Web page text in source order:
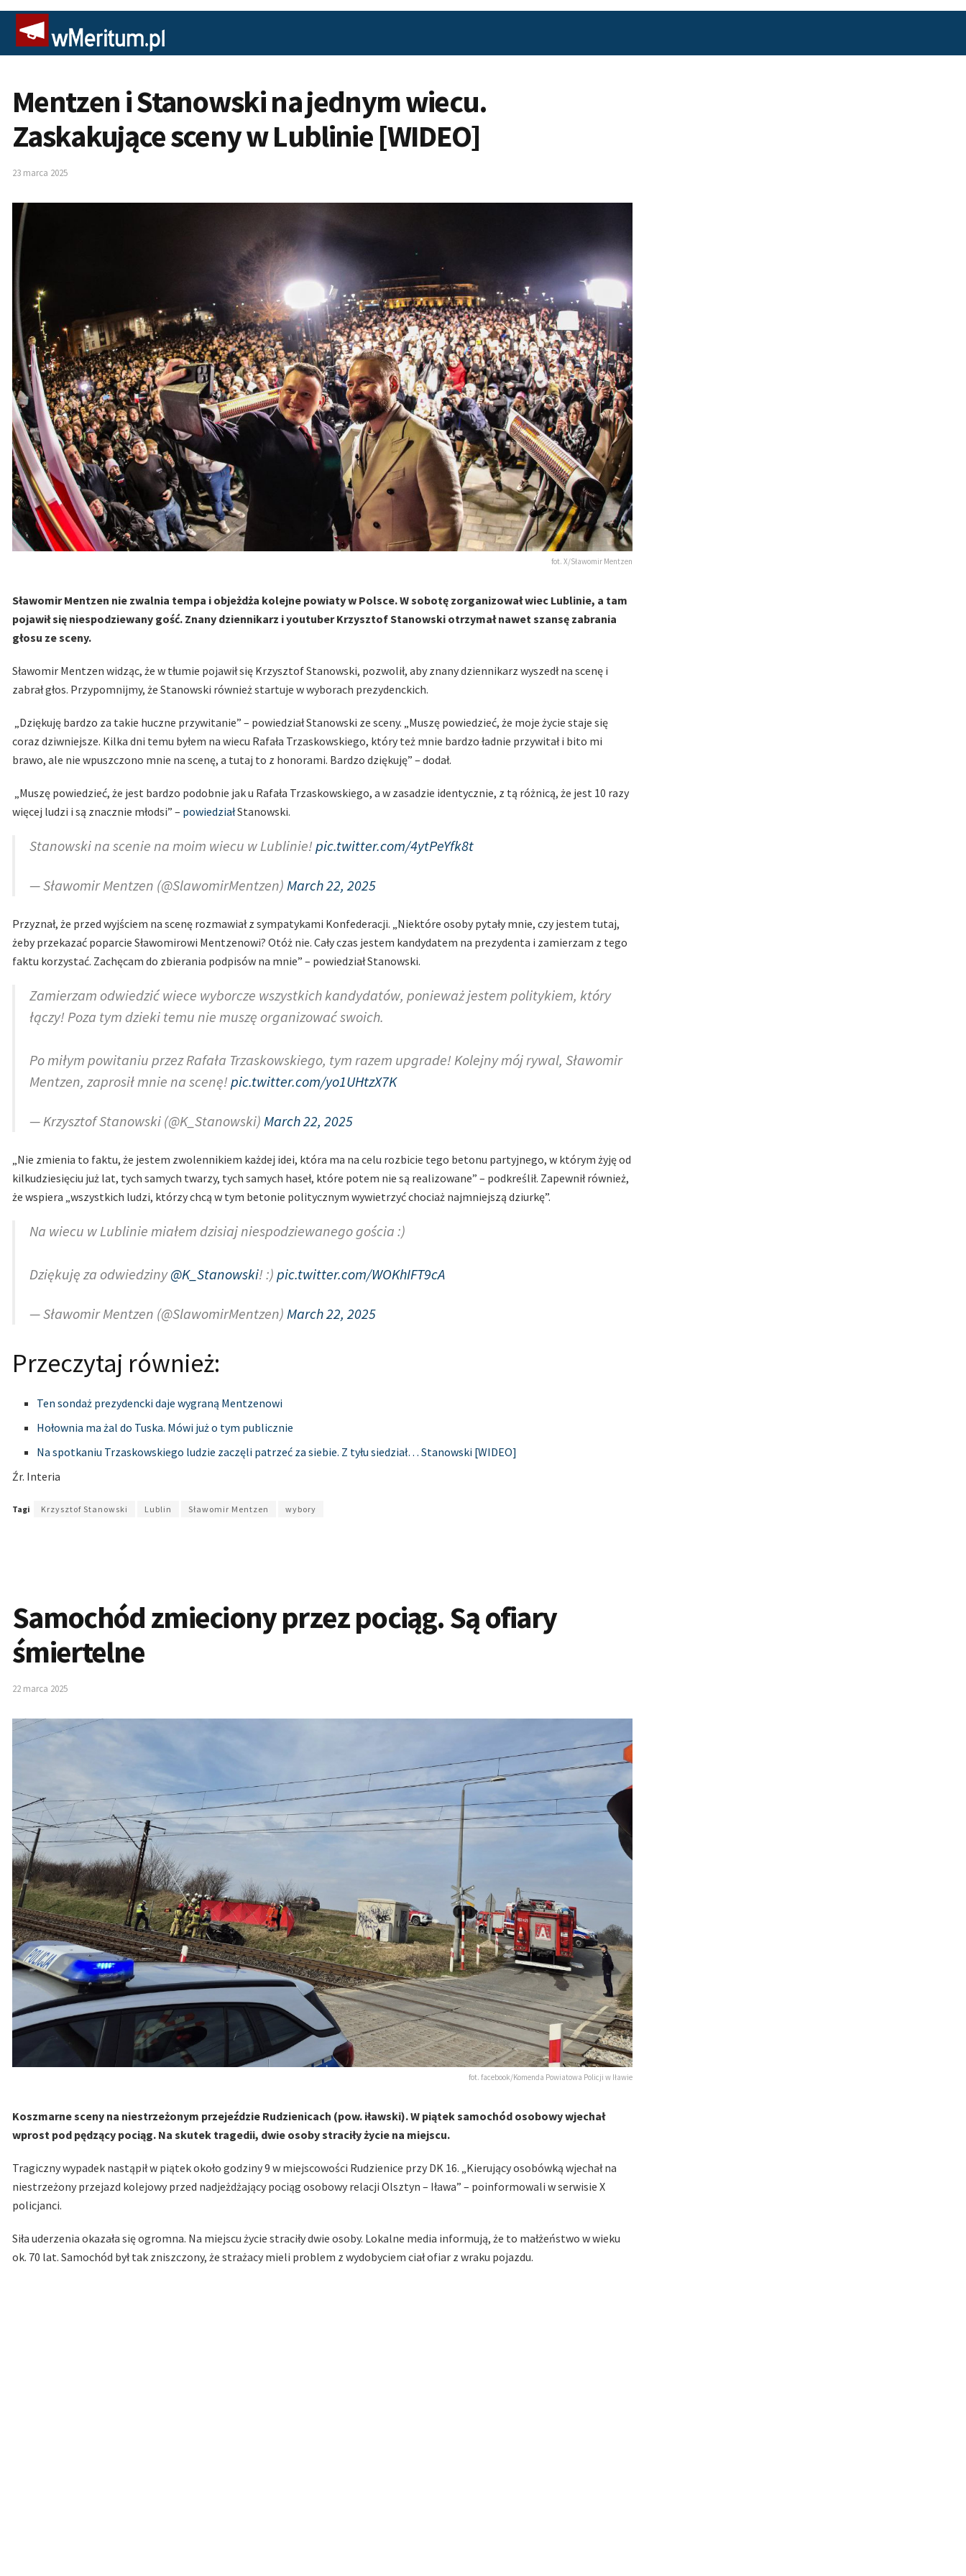
Mentzen i Stanowski na jednym wiecu.
Zaskakujące sceny w Lublinie [WIDEO]
23 marca 2025
fot. X/Sławomir Mentzen
Sławomir Mentzen nie zwalnia tempa i objeżdża kolejne powiaty w Polsce. W sobotę zorganizował wiec Lublinie, a tam
pojawił się niespodziewany gość. Znany dziennikarz i youtuber Krzysztof Stanowski otrzymał nawet szansę zabrania
głosu ze sceny.
Sławomir Mentzen widząc, że w tłumie pojawił się Krzysztof Stanowski, pozwolił, aby znany dziennikarz wyszedł na scenę i
zabrał głos. Przypomnijmy, że Stanowski również startuje w wyborach prezydenckich.
„Dziękuję bardzo za takie huczne przywitanie” – powiedział Stanowski ze sceny. „Muszę powiedzieć, że moje życie staje się
coraz dziwniejsze. Kilka dni temu byłem na wiecu Rafała Trzaskowskiego, który też mnie bardzo ładnie przywitał i bito mi
brawo, ale nie wpuszczono mnie na scenę, a tutaj to z honorami. Bardzo dziękuję” – dodał.
„Muszę powiedzieć, że jest bardzo podobnie jak u Rafała Trzaskowskiego, a w zasadzie identycznie, z tą różnicą, że jest 10 razy
więcej ludzi i są znacznie młodsi” – powiedziałStanowski.
Stanowski na scenie na moim wiecu w Lublinie! pic.twitter.com/4ytPeYfk8t
— Sławomir Mentzen (@SlawomirMentzen) March 22, 2025
Przyznał, że przed wyjściem na scenę rozmawiał z sympatykami Konfederacji. „Niektóre osoby pytały mnie, czy jestem tutaj,
żeby przekazać poparcie Sławomirowi Mentzenowi? Otóż nie. Cały czas jestem kandydatem na prezydenta i zamierzam z tego
faktu korzystać. Zachęcam do zbierania podpisów na mnie” – powiedział Stanowski.
Zamierzam odwiedzić wiece wyborcze wszystkich kandydatów, ponieważ jestem politykiem, który
łączy! Poza tym dzieki temu nie muszę organizować swoich.
Po miłym powitaniu przez Rafała Trzaskowskiego, tym razem upgrade! Kolejny mój rywal, Sławomir
Mentzen, zaprosił mnie na scenę! pic.twitter.com/yo1UHtzX7K
— Krzysztof Stanowski (@K_Stanowski) March 22, 2025
„Nie zmienia to faktu, że jestem zwolennikiem każdej idei, która ma na celu rozbicie tego betonu partyjnego, w którym żyję od
kilkudziesięciu już lat, tych samych twarzy, tych samych haseł, które potem nie są realizowane” – podkreślił. Zapewnił również,
że wspiera „wszystkich ludzi, którzy chcą w tym betonie politycznym wywietrzyć chociaż najmniejszą dziurkę”.
Na wiecu w Lublinie miałem dzisiaj niespodziewanego gościa :)
Dziękuję za odwiedziny@K_Stanowski! :) pic.twitter.com/WOKhIFT9cA
— Sławomir Mentzen (@SlawomirMentzen) March 22, 2025
Przeczytaj również:
Ten sondaż prezydencki daje wygraną Mentzenowi
Hołownia ma żal do Tuska. Mówi już o tym publicznie
Na spotkaniu Trzaskowskiego ludzie zaczęli patrzeć za siebie. Z tyłu siedział… Stanowski [WIDEO]
Źr. Interia
Tagi Krzysztof Stanowski Lublin Sławomir Mentzen wybory
Samochód zmieciony przez pociąg. Są ofiary
śmiertelne
22 marca 2025
fot. facebook/Komenda Powiatowa Policji w Iławie
Koszmarne sceny na niestrzeżonym przejeździe Rudzienicach (pow. iławski). W piątek samochód osobowy wjechał
wprost pod pędzący pociąg. Na skutek tragedii, dwie osoby straciły życie na miejscu.
Tragiczny wypadek nastąpił w piątek około godziny 9 w miejscowości Rudzienice przy DK 16. „Kierujący osobówką wjechał na
niestrzeżony przejazd kolejowy przed nadjeżdżający pociąg osobowy relacji Olsztyn – Iława” – poinformowali w serwisie X
policjanci.
Siła uderzenia okazała się ogromna. Na miejscu życie straciły dwie osoby. Lokalne media informują, że to małżeństwo w wieku
ok. 70 lat. Samochód był tak zniszczony, że strażacy mieli problem z wydobyciem ciał ofiar z wraku pojazdu.